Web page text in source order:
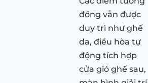
đồng vẫn được
duy trì như ghế
da, điều hòa tự
động tích hợp
cửa gió ghế sau,